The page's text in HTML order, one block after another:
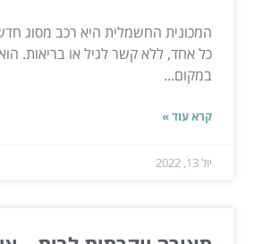
המכונית החשמלית היא רכב מסוג
כל אחד, ללא קשר לגיל או בריאות.
במקום...
קרא עוד »
יול 13, 2022